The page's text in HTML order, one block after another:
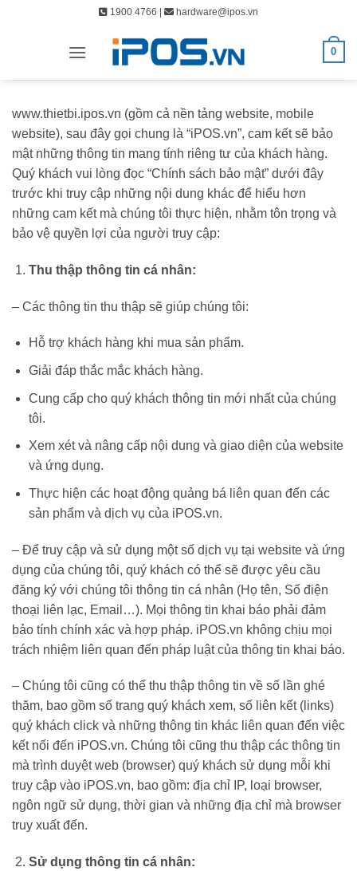
1900 4766 | hardware@ipos.vn
0
www.thietbi.ipos.vn (gồm cả nền tảng website, mobile
website), sau đây gọi chung là “iPOS.vn”, cam kết sẽ bảo
mật những thông tin mang tính riêng tư của khách hàng.
Quý khách vui lòng đọc “Chính sách bảo mật” dưới đây
trước khi truy cập những nội dung khác để hiểu hơn
những cam kết mà chúng tôi thực hiện, nhằm tôn trọng và
bảo vệ quyền lợi của người truy cập:
Thu thập thông tin cá nhân:
– Các thông tin thu thập sẽ giúp chúng tôi:
Hỗ trợ khách hàng khi mua sản phẩm.
Giải đáp thắc mắc khách hàng.
Cung cấp cho quý khách thông tin mới nhất của chúng
tôi.
Xem xét và nâng cấp nội dung và giao diện của website
và ứng dụng.
Thực hiện các hoạt động quảng bá liên quan đến các
sản phẩm và dịch vụ của iPOS.vn.
– Để truy cập và sử dụng một số dịch vụ tại website và ứng
dụng của chúng tôi, quý khách có thể sẽ được yêu cầu
đăng ký với chúng tôi thông tin cá nhân (Họ tên, Số điện
thoại liên lạc, Email…). Mọi thông tin khai báo phải đảm
bảo tính chính xác và hợp pháp. iPOS.vn không chịu mọi
trách nhiệm liên quan đến pháp luật của thông tin khai báo.
– Chúng tôi cũng có thể thu thập thông tin về số lần ghé
thăm, bao gồm số trang quý khách xem, số liên kết (links)
quý khách click và những thông tin khác liên quan đến việc
kết nối đến iPOS.vn. Chúng tôi cũng thu thập các thông tin
mà trình duyệt web (browser) quý khách sử dụng mỗi khi
truy cập vào iPOS.vn, bao gồm: địa chỉ IP, loại browser,
ngôn ngữ sử dụng, thời gian và những địa chỉ mà browser
truy xuất đến.
Sử dụng thông tin cá nhân: